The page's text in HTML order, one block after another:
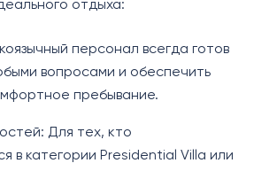
отдыха:
персонал всегда готов
вопросами и обеспечить
пребывание.
Для тех, кто
в категории Presidential Villa или